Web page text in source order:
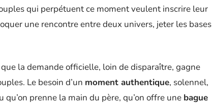
qui perpétuent ce moment veulent inscrire leur
une rencontre entre deux univers, jeter les bases
la demande officielle, loin de disparaître, gagne
Le besoin d’un moment authentique, solennel,
qu’on prenne la main du père, qu’on offre une bague